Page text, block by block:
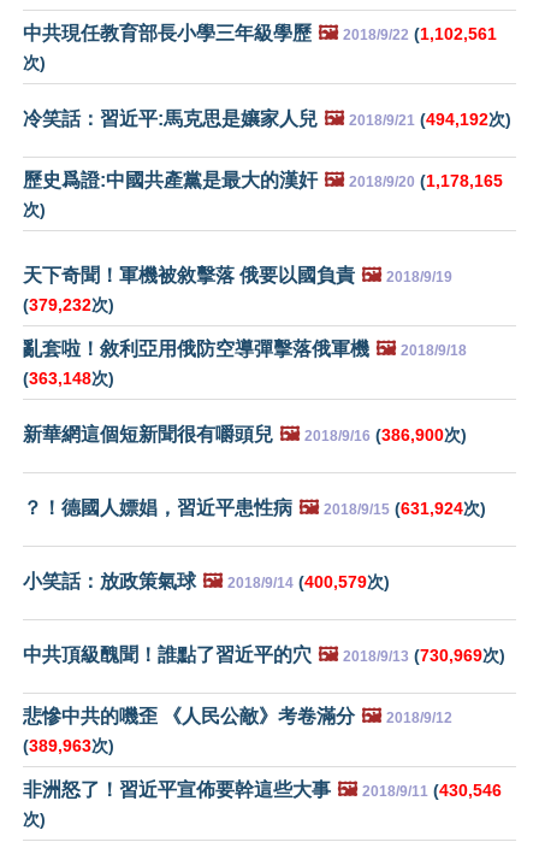
中共現任教育部長小學三年級學歷 🖼️ 2018/9/22 (1,102,561
次)
冷笑話：習近平:馬克思是孃家人兒 🖼️ 2018/9/21 (494,192次)
歷史爲證:中國共產黨是最大的漢奸 🖼️ 2018/9/20 (1,178,165
次)
天下奇聞！軍機被敘擊落 俄要以國負責 🖼️ 2018/9/19
(379,232次)
亂套啦！敘利亞用俄防空導彈擊落俄軍機 🖼️ 2018/9/18
(363,148次)
新華網這個短新聞很有嚼頭兒 🖼️ 2018/9/16 (386,900次)
？！德國人嫖娼，習近平患性病 🖼️ 2018/9/15 (631,924次)
小笑話：放政策氣球 🖼️ 2018/9/14 (400,579次)
中共頂級醜聞！誰點了習近平的穴 🖼️ 2018/9/13 (730,969次)
悲慘中共的嘰歪 《人民公敵》考卷滿分 🖼️ 2018/9/12
(389,963次)
非洲怒了！習近平宣佈要幹這些大事 🖼️ 2018/9/11 (430,546
次)